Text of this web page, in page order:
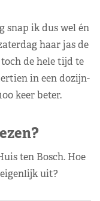
snap ik dus wel én
haar jas de
de hele tijd te
in een dozijn-
keer beter.
ten Bosch. Hoe
uit?